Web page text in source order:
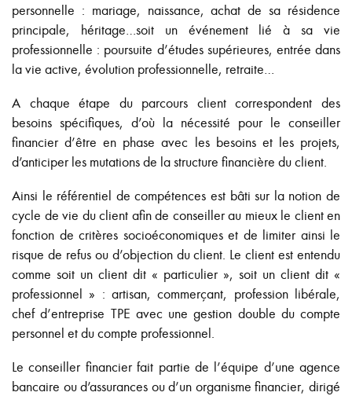
personnelle : mariage, naissance, achat de sa résidence
principale, héritage…soit un événement lié à sa vie
professionnelle : poursuite d’études supérieures, entrée dans
la vie active, évolution professionnelle, retraite…
A chaque étape du parcours client correspondent des
besoins spécifiques, d’où la nécessité pour le conseiller
financier d’être en phase avec les besoins et les projets,
d’anticiper les mutations de la structure financière du client.
Ainsi le référentiel de compétences est bâti sur la notion de
cycle de vie du client afin de conseiller au mieux le client en
fonction de critères socioéconomiques et de limiter ainsi le
risque de refus ou d’objection du client. Le client est entendu
comme soit un client dit « particulier », soit un client dit «
professionnel » : artisan, commerçant, profession libérale,
chef d’entreprise TPE avec une gestion double du compte
personnel et du compte professionnel.
Le conseiller financier fait partie de l’équipe d’une agence
bancaire ou d’assurances ou d’un organisme financier, dirigé